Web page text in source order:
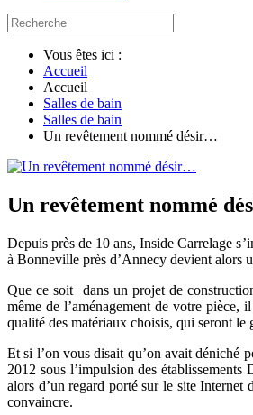
Vous êtes ici :
Accueil
Accueil
Salles de bain
Salles de bain
Un revêtement nommé désir…
Un revêtement nommé
Depuis près de 10 ans, Inside Carrelage
à Bonneville près d’Annecy devient alors
Que ce soit dans un projet de
même de l’aménagement de votre
qualité des matériaux choisis, qui seront le
Et si l’on vous disait qu’on avait déniché
2012 sous l’impulsion des
alors d’un regard porté sur le site
convaincre.